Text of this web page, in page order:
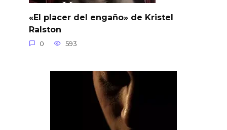
«El placer del engaño» de Kristel
Ralston
0 593